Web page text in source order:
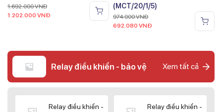
1.692.000VNĐ
1.202.000 VNĐ
(MCT/20/1/5)
974.000VNĐ
692.080 VNĐ
Relay điều khiển - bảo vệ Xem tất cả
Relay điều khiển -
Relay điều khiển -